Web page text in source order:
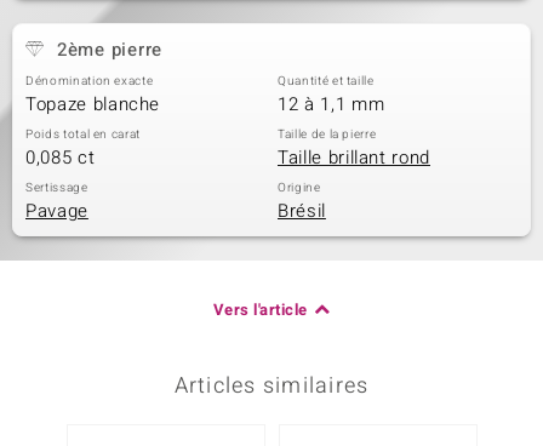
2ème pierre
Dénomination exacte
Topaze blanche
Quantité et taille
12 à 1,1 mm
Poids total en carat
0,085 ct
Taille de la pierre
Taille brillant rond
Sertissage
Pavage
Origine
Brésil
Vers l'article
Articles similaires